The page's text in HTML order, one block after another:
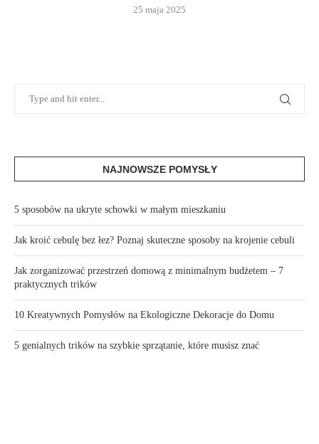
25 maja 2025
NAJNOWSZE POMYSŁY
5 sposobów na ukryte schowki w małym mieszkaniu
Jak kroić cebulę bez łez? Poznaj skuteczne sposoby na krojenie cebuli
Jak zorganizować przestrzeń domową z minimalnym budżetem – 7
praktycznych trików
10 Kreatywnych Pomysłów na Ekologiczne Dekoracje do Domu
5 genialnych trików na szybkie sprzątanie, które musisz znać